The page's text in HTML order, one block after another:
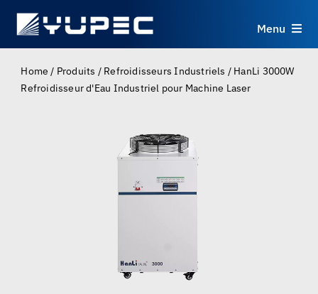
Menu
Produits
Applications
Home / Produits / Refroidisseurs Industriels / HanLi 3000W
Refroidisseur d'Eau Industriel pour Machine Laser